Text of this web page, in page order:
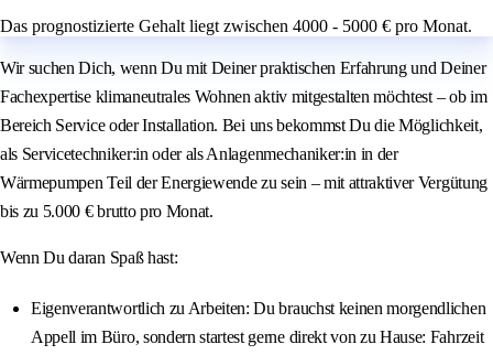
Das prognostizierte Gehalt liegt zwischen 4000 - 5000 € pro Monat.
Wir suchen Dich, wenn Du mit Deiner praktischen Erfahrung und Deiner
Fachexpertise klimaneutrales Wohnen aktiv mitgestalten möchtest – ob im
Bereich Service oder Installation. Bei uns bekommst Du die Möglichkeit,
als Servicetechniker:in oder als Anlagenmechaniker:in in der
Wärmepumpen Teil der Energiewende zu sein – mit attraktiver Vergütung
bis zu 5.000 € brutto pro Monat.
Wenn Du daran Spaß hast:
Eigenverantwortlich zu Arbeiten: Du brauchst keinen morgendlichen
Appell im Büro, sondern startest gerne direkt von zu Hause: Fahrzeit